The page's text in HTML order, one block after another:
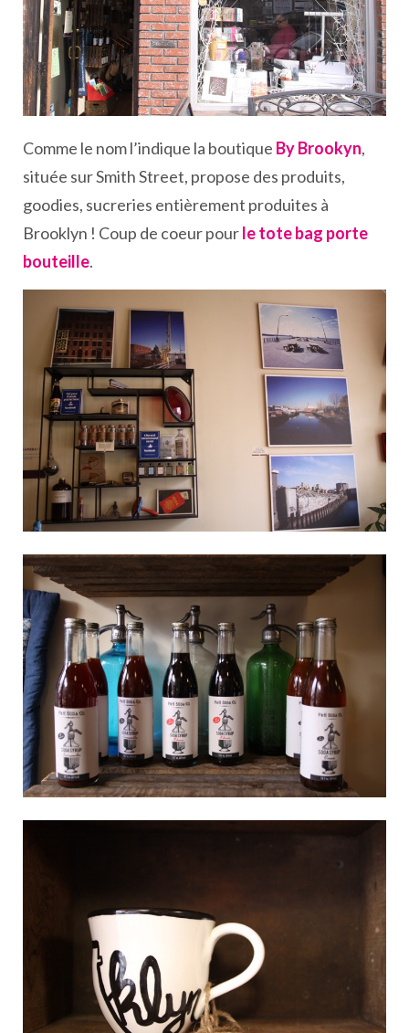
Comme le nom l’indique la boutique By Brookyn,
située sur Smith Street, propose des produits,
goodies, sucreries entièrement produites à
Brooklyn ! Coup de coeur pourle tote bag porte
bouteille.